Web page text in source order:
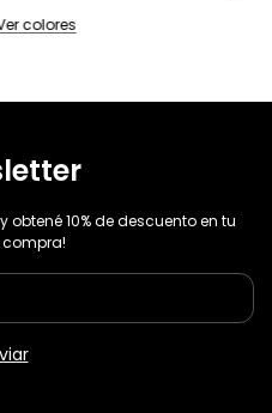
colores
obtené 10% de descuento en tu